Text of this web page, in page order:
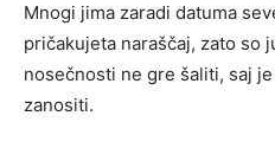
Mnogi jima zaradi datuma
pričakujeta naraščaj, zato so
nosečnosti ne gre šaliti, saj
zanositi.